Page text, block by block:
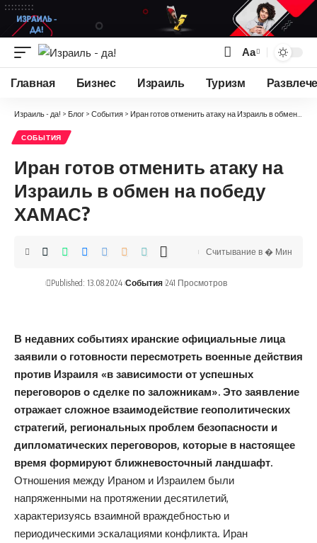
Изменение
размера
Аа
Главная Бизнес Израиль Туризм
Израиль - да! > Блог > События > Иран готов отменить атаку на Израиль в обмен на победу ХАМАС?
СОБЫТИЯ
Иран готов отменить атаку на
Израиль в обмен на победу
ХАМАС?
Published: 13.08.2024 События 241 Просмотров
Считывание в � Мин
В недавних событиях иранские официальные лица
заявили о готовности пересмотреть военные действия
против Израиля «в зависимости от успешных
переговоров о сделке по заложникам». Это заявление
отражает сложное взаимодействие геополитических
стратегий, региональных проблем безопасности и
дипломатических переговоров, которые в настоящее
время формируют ближневосточный ландшафт.
Отношения между Ираном и Израилем были
напряженными на протяжении десятилетий,
характеризуясь взаимной враждебностью и
периодическими эскалациями конфликта. Иран